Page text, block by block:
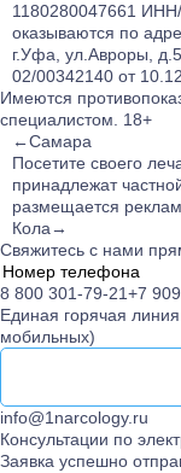
1180280047661
оказываются по
г.Уфа, ул.Авроры,
02/00342140 от
Имеются
специалистом. 18+
←Самара
Посетите своего
принадлежат
размещается
Кола→
Свяжитесь с нами
8 800 301-79-21+7
Единая горячая
мобильных)
info@1narcology.ru
Консультации по
Заявка успешно